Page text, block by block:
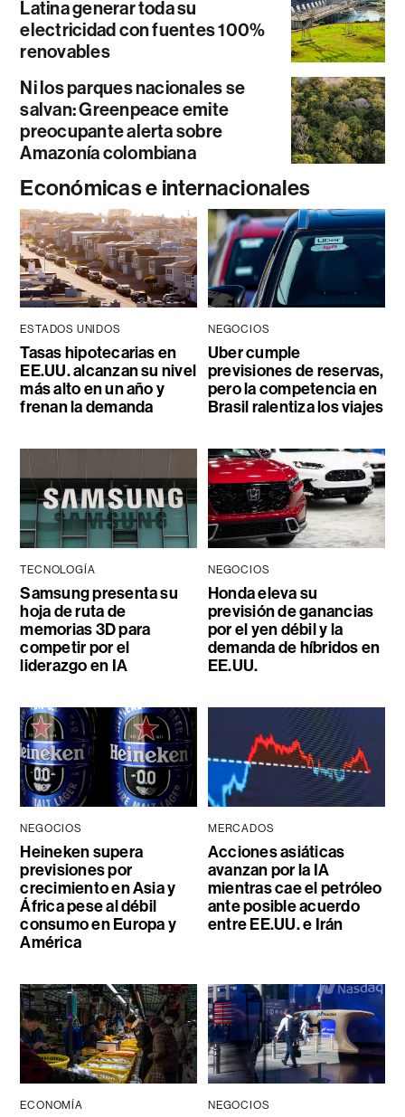
Latina generar toda su
electricidad con fuentes 100%
renovables
Ni los parques nacionales se
salvan: Greenpeace emite
preocupante alerta sobre
Amazonía colombiana
Económicas e internacionales
ESTADOS UNIDOS
Tasas hipotecarias en
EE.UU. alcanzan su nivel
más alto en un año y
frenan la demanda
NEGOCIOS
Uber cumple
previsiones de reservas,
pero la competencia en
Brasil ralentiza los viajes
TECNOLOGÍA
Samsung presenta su
hoja de ruta de
memorias 3D para
competir por el
liderazgo en IA
NEGOCIOS
Honda eleva su
previsión de ganancias
por el yen débil y la
demanda de híbridos en
EE.UU.
NEGOCIOS
Heineken supera
previsiones por
crecimiento en Asia y
África pese al débil
consumo en Europa y
América
MERCADOS
Acciones asiáticas
avanzan por la IA
mientras cae el petróleo
ante posible acuerdo
entre EE.UU. e Irán
ECONOMÍA NEGOCIOS